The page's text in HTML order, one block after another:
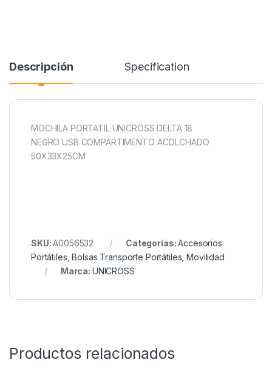
Descripción Specification
MOCHILA PORTATIL UNICROSS DELTA 18
NEGRO USB COMPARTIMENTO ACOLCHADO
50X33X25CM
SKU:A0056532 Categorías:Accesorios
Portátiles ,Bolsas Transporte Portátiles ,Movilidad
Marca: UNICROSS
Productos relacionados